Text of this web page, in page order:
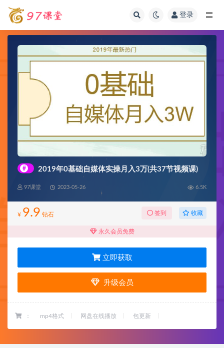
登录
# 2019年0基础自媒体实操月入3万(共37节视频课)
97课堂 2023-05-26 6.5K
¥ 9.9 钻石 签到 收藏
永久会员免费
立即获取
升级会员
： mp4格式 网盘在线播放 包更新